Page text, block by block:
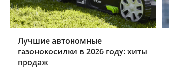
Лучшие автономные
газонокосилки в 2026 году: хиты
продаж